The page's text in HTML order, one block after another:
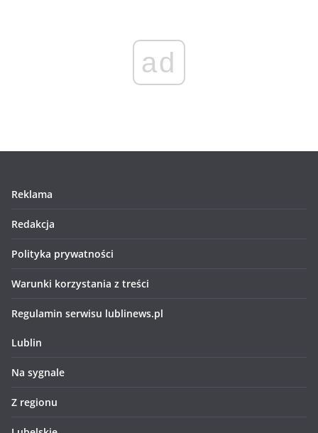
ad
Reklama
Redakcja
Polityka prywatności
Warunki korzystania z treści
Regulamin serwisu lublinews.pl
Lublin
Na sygnale
Z regionu